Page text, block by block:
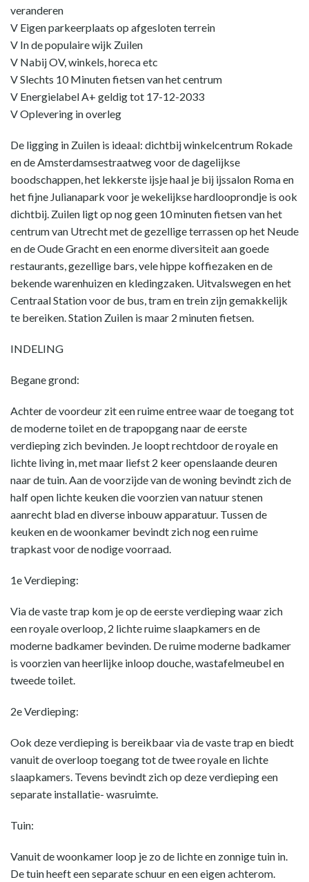
veranderen
V Eigen parkeerplaats op afgesloten terrein
V In de populaire wijk Zuilen
V Nabij OV, winkels, horeca etc
V Slechts 10 Minuten fietsen van het centrum
V Energielabel A+ geldig tot 17-12-2033
V Oplevering in overleg
De ligging in Zuilen is ideaal: dichtbij winkelcentrum Rokade
en de Amsterdamsestraatweg voor de dagelijkse
boodschappen, het lekkerste ijsje haal je bij ijssalon Roma en
het fijne Julianapark voor je wekelijkse hardlooprondje is ook
dichtbij. Zuilen ligt op nog geen 10 minuten fietsen van het
centrum van Utrecht met de gezellige terrassen op het Neude
en de Oude Gracht en een enorme diversiteit aan goede
restaurants, gezellige bars, vele hippe koffiezaken en de
bekende warenhuizen en kledingzaken. Uitvalswegen en het
Centraal Station voor de bus, tram en trein zijn gemakkelijk
te bereiken. Station Zuilen is maar 2 minuten fietsen.
INDELING
Begane grond:
Achter de voordeur zit een ruime entree waar de toegang tot
de moderne toilet en de trapopgang naar de eerste
verdieping zich bevinden. Je loopt rechtdoor de royale en
lichte living in, met maar liefst 2 keer openslaande deuren
naar de tuin. Aan de voorzijde van de woning bevindt zich de
half open lichte keuken die voorzien van natuur stenen
aanrecht blad en diverse inbouw apparatuur. Tussen de
keuken en de woonkamer bevindt zich nog een ruime
trapkast voor de nodige voorraad.
1e Verdieping:
Via de vaste trap kom je op de eerste verdieping waar zich
een royale overloop, 2 lichte ruime slaapkamers en de
moderne badkamer bevinden. De ruime moderne badkamer
is voorzien van heerlijke inloop douche, wastafelmeubel en
tweede toilet.
2e Verdieping:
Ook deze verdieping is bereikbaar via de vaste trap en biedt
vanuit de overloop toegang tot de twee royale en lichte
slaapkamers. Tevens bevindt zich op deze verdieping een
separate installatie- wasruimte.
Tuin:
Vanuit de woonkamer loop je zo de lichte en zonnige tuin in.
De tuin heeft een separate schuur en een eigen achterom.